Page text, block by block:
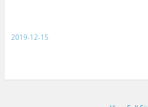
2019-12-15